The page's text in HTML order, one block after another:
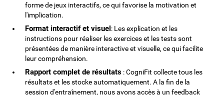
forme de jeux interactifs, ce qui favorise la motivation et
l'implication.
Format interactif et visuel: Les explication et les
instructions pour réaliser les exercices et les tests sont
présentées de manière interactive et visuelle, ce qui facilite
leur compréhension.
Rapport complet de résultats : CogniFit collecte tous les
résultats et les stocke automatiquement. A la fin de la
session d'entraînement, nous avons accès à un feedback